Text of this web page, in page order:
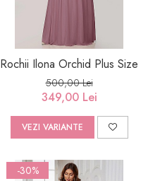
Rochii Ilona Orchid Plus Size
500,00 Lei
349,00 Lei
VEZI VARIANTE
-30%